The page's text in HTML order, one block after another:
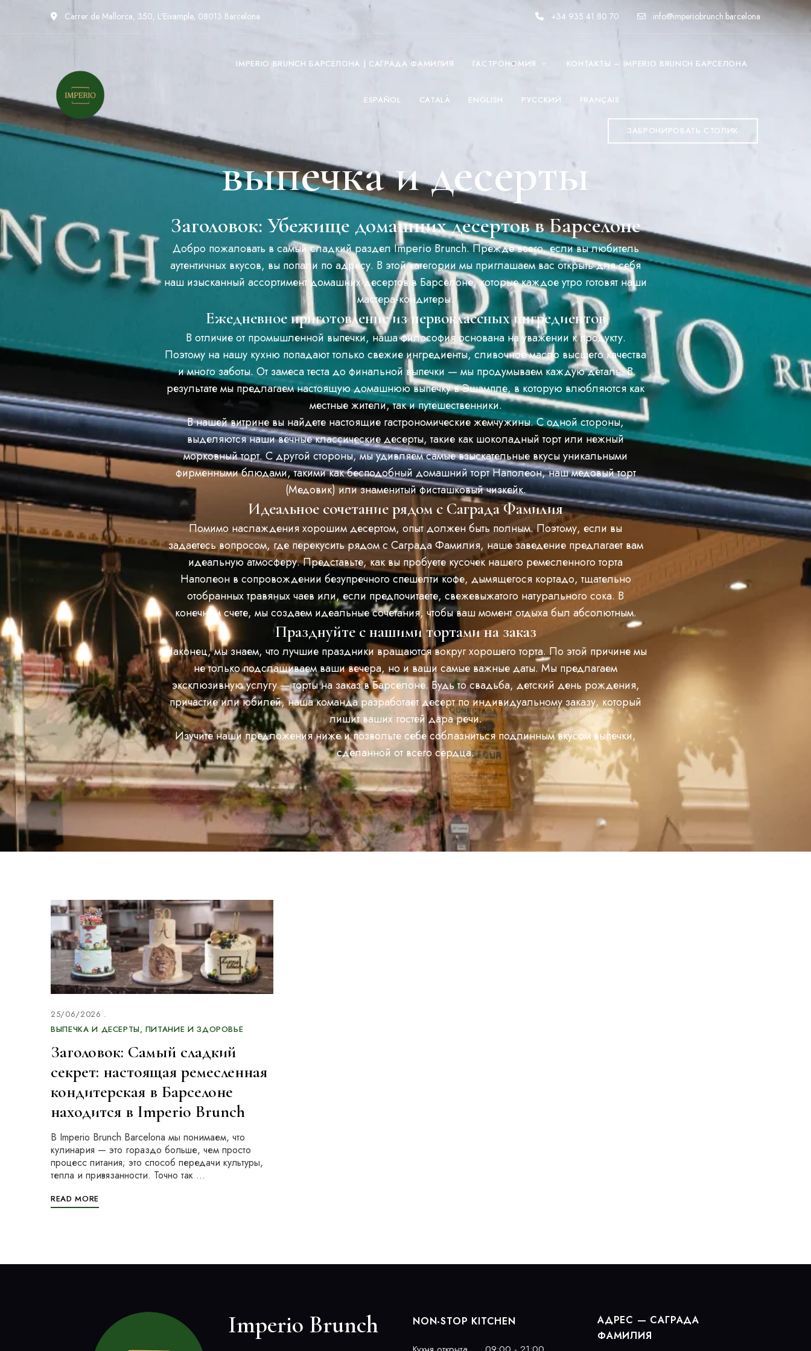
Carrer de Mallorca, 350, L'Eixample, 08013 Barcelona +34 935 41 80 70 info@imperiobrunch.barcelona
IMPERIO BRUNCH БАРСЕЛОНА | САГРАДА ФАМИЛИЯ ГАСТРОНОМИЯ КОНТАКТЫ – IMPERIO BRUNCH БАРСЕЛОНА
ESPAÑOL CATALÀ ENGLISH РУССКИЙ FRANÇAIS
ЗАБРОНИРОВАТЬ СТОЛИК
выпечка и десерты
Заголовок: Убежище домашних десертов в Барселоне
Добро пожаловать в самый сладкий раздел Imperio Brunch. Прежде всего, если вы любитель
аутентичных вкусов, вы попали по адресу. В этой категории мы приглашаем вас открыть для себя
наш изысканный ассортимент домашних десертов в Барселоне, которые каждое утро готовят наши
мастера-кондитеры.
Ежедневное приготовление из первоклассных ингредиентов
В отличие от промышленной выпечки, наша философия основана на уважении к продукту.
Поэтому на нашу кухню попадают только свежие ингредиенты, сливочное масло высшего качества
и много заботы. От замеса теста до финальной выпечки — мы продумываем каждую деталь. В
результате мы предлагаем настоящую домашнюю выпечку в Эшампле, в которую влюбляются как
местные жители, так и путешественники.
В нашей витрине вы найдете настоящие гастрономические жемчужины. С одной стороны,
выделяются наши вечные классические десерты, такие как шоколадный торт или нежный
морковный торт. С другой стороны, мы удивляем самые взыскательные вкусы уникальными
фирменными блюдами, такими как бесподобный домашний торт Наполеон, наш медовый торт
(Медовик) или знаменитый фисташковый чизкейк.
Идеальное сочетание рядом с Саграда Фамилия
Помимо наслаждения хорошим десертом, опыт должен быть полным. Поэтому, если вы
задаетесь вопросом, где перекусить рядом с Саграда Фамилия, наше заведение предлагает вам
идеальную атмосферу. Представьте, как вы пробуете кусочек нашего ремесленного торта
Наполеон в сопровождении безупречного спешелти кофе, дымящегося кортадо, тщательно
отобранных травяных чаев или, если предпочитаете, свежевыжатого натурального сока. В
конечном счете, мы создаем идеальные сочетания, чтобы ваш момент отдыха был абсолютным.
Празднуйте с нашими тортами на заказ
Наконец, мы знаем, что лучшие праздники вращаются вокруг хорошего торта. По этой причине мы
не только подслащиваем ваши вечера, но и ваши самые важные даты. Мы предлагаем
эксклюзивную услугу — торты на заказ в Барселоне. Будь то свадьба, детский день рождения,
причастие или юбилей, наша команда разработает десерт по индивидуальному заказу, который
лишит ваших гостей дара речи.
Изучите наши предложения ниже и позвольте себе соблазниться подлинным вкусом выпечки,
сделанной от всего сердца.
25/06/2026
ВЫПЕЧКА И ДЕСЕРТЫ ПИТАНИЕ И ЗДОРОВЬЕ
Заголовок: Самый сладкий
секрет: настоящая ремесленная
кондитерская в Барселоне
находится в Imperio Brunch
В Imperio Brunch Barcelona мы понимаем, что
кулинария — это гораздо больше, чем просто
процесс питания; это способ передачи культуры,
тепла и привязанности. Точно так …
READ MORE
Imperio Brunch NON-STOP KITCHEN
АДРЕС — САГРАДА
ФАМИЛИЯ